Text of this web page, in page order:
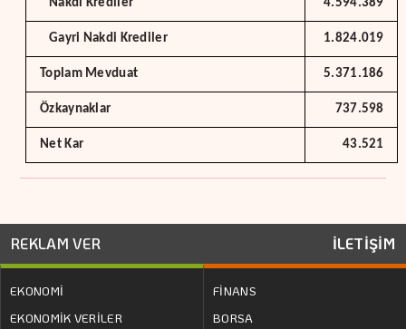
Nakdi Krediler 4.594.389
Gayri Nakdi Krediler 1.824.019
Toplam Mevduat 5.371.186
Özkaynaklar 737.598
Net Kar 43.521
REKLAM VER İLETİŞİM
EKONOMİ
EKONOMİK VERİLER
FİNANS
BORSA